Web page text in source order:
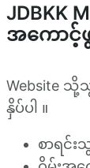
JDBKK
အကောင့်
Website သို့
နှိပ်ပါ ။
စာရင်း